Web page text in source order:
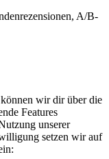
A/B-
wir dir über die
Features
unserer
setzen wir auf